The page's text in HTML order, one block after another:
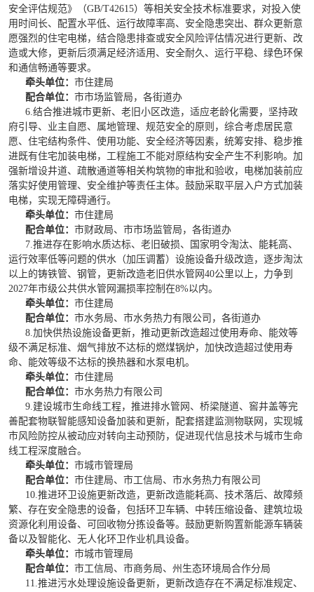
安全评估规范》（GB/T42615）等相关安全技术标准要求，对投入使
用时间长、配置水平低、运行故障率高、安全隐患突出、群众更新意
愿强烈的住宅电梯，结合隐患排查或安全风险评估情况进行更新、改
造或大修，更新后须满足经济适用、安全耐久、运行平稳、绿色环保
和通信畅通等要求。
牵头单位： 市住建局
配合单位： 市市场监管局，各街道办
6.结合推进城市更新、老旧小区改造，适应老龄化需要，坚持政
府引导、业主自愿、属地管理、规范安全的原则，综合考虑居民意
愿、住宅结构条件、使用功能、安全经济等因素，统筹安排、稳步推
进既有住宅加装电梯，工程施工不能对原结构安全产生不利影响。加
强新增设井道、疏散通道等相关构筑物的审批和验收，电梯加装前应
落实好使用管理、安全维护等责任主体。鼓励采取平层入户方式加装
电梯，实现无障碍通行。
牵头单位： 市住建局
配合单位： 市财政局、市市场监管局，各街道办
7.推进存在影响水质达标、老旧破损、国家明令淘汰、能耗高、
运行效率低等问题的供水（加压调蓄）设施设备升级改造，逐步淘汰
以上的铸铁管、钢管，更新改造老旧供水管网40公里以上，力争到
2027年市级公共供水管网漏损率控制在8%以内。
牵头单位： 市住建局
配合单位： 市水务局、市水务热力有限公司，各街道办
8.加快供热设施设备更新，推动更新改造超过使用寿命、能效等
级不满足标准、烟气排放不达标的燃煤锅炉，加快改造超过使用寿
命、能效等级不达标的换热器和水泵电机。
牵头单位： 市住建局
配合单位： 市水务热力有限公司
9.建设城市生命线工程，推进排水管网、桥梁隧道、窖井盖等完
善配套物联智能感知设备加装和更新，配套搭建监测物联网，实现城
市风险防控从被动应对转向主动预防，促进现代信息技术与城市生命
线工程深度融合。
牵头单位： 市城市管理局
配合单位： 市住建局、市工信局、市水务热力有限公司
10.推进环卫设施更新改造，更新改造能耗高、技术落后、故障频
繁、存在安全隐患的设备，包括环卫车辆、中转压缩设备、建筑垃圾
资源化利用设备、可回收物分拣设备等。鼓励更新购置新能源车辆装
备以及智能化、无人化环卫作业机具设备。
牵头单位： 市城市管理局
配合单位： 市工信局、市商务局、州生态环境局合作分局
11.推进污水处理设施设备更新，更新改造存在不满足标准规定、